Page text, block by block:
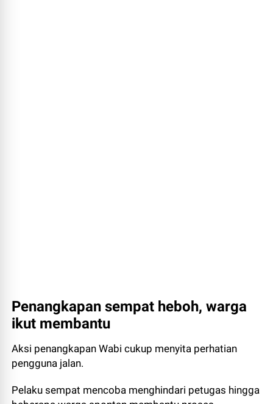
Penangkapan sempat heboh, warga
ikut membantu
Aksi penangkapan Wabi cukup menyita perhatian
pengguna jalan.
Pelaku sempat mencoba menghindari petugas hingga